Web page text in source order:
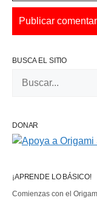
BUSCA EL SITIO
DONAR
¡APRENDE LO BÁSICO!
Comienzas con el